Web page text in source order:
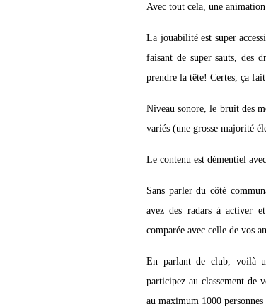
Avec tout cela, une
La jouabilité est super
faisant de super sauts, des
prendre la tête! Certes, ça
Niveau sonore, le bruit des
variés (une grosse majorité
Le contenu est démentiel
Sans parler du côté
avez des radars à activer
comparée avec celle de vos
En parlant de club, voilà
participez au classement de
au maximum 1000